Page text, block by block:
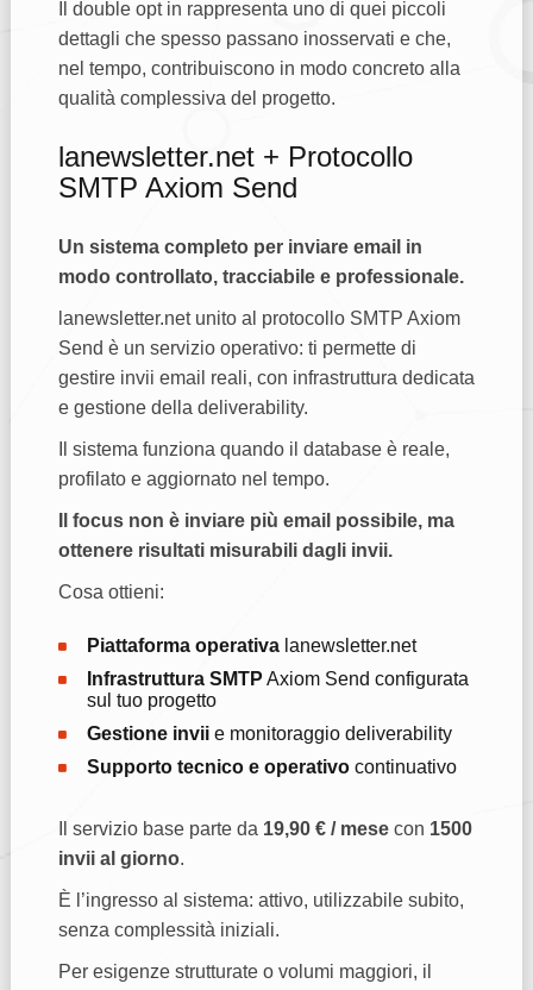
Il double opt in rappresenta uno di quei piccoli
dettagli che spesso passano inosservati e che,
nel tempo, contribuiscono in modo concreto alla
qualità complessiva del progetto.
lanewsletter.net + Protocollo
SMTP Axiom Send
Un sistema completo per inviare email in
modo controllato, tracciabile e professionale.
lanewsletter.net unito al protocollo SMTP Axiom
Send è un servizio operativo: ti permette di
gestire invii email reali, con infrastruttura dedicata
e gestione della deliverability.
Il sistema funziona quando il database è reale,
profilato e aggiornato nel tempo.
Il focus non è inviare più email possibile, ma
ottenere risultati misurabili dagli invii.
Cosa ottieni:
Piattaforma operativalanewsletter.net
Infrastruttura SMTP Axiom Send configurata
sul tuo progetto
Gestione inviie monitoraggio deliverability
Supporto tecnico e operativocontinuativo
Il servizio base parte da 19,90 € / mesecon 1500
invii al giorno.
È l’ingresso al sistema: attivo, utilizzabile subito,
senza complessità iniziali.
Per esigenze strutturate o volumi maggiori, il